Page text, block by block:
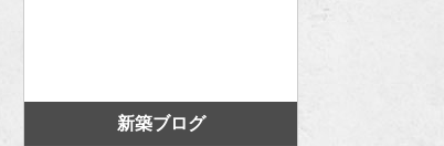
新築ブログ